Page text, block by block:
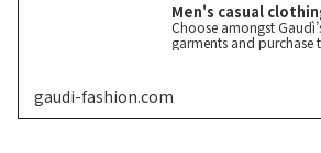
Men's casual
Choose amongst
garments and purchase
gaudi-fashion.com